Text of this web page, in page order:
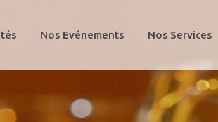
Nos Evénements Nos Services